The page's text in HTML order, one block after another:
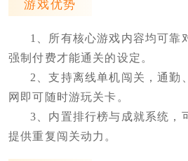
游戏优势
1、所有核心游戏内容均可靠
强制付费才能通关的设定。
2、支持离线单机闯关，通勤
网即可随时游玩关卡。
3、内置排行榜与成就系统，
提供重复闯关动力。